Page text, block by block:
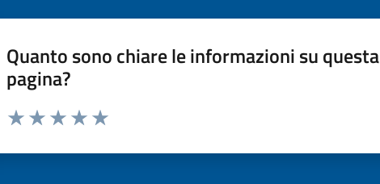
Quanto sono chiare le informazioni su questa
pagina?
Valuta da 1 a 5 stelle la pagina